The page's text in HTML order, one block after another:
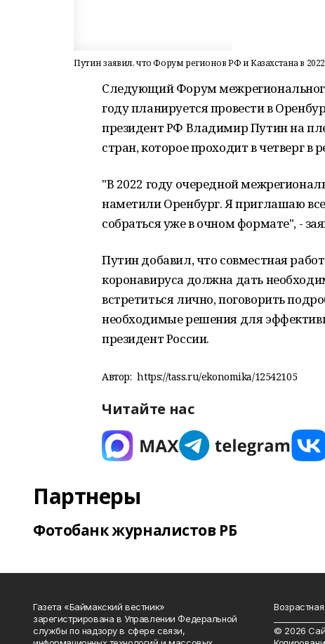
Путин заявил, что Форум регионов РФ и Казахстана в
Следующий Форум
году планируется провести в
президент РФ Владимир Путин на
стран, которое проходит в четверг в
"В 2022 году очередной
наметили Оренбург. Я приглашаю
собраться уже в очном формате", -
Путин добавил, что совместная
коронавируса должна дать
встретиться лично, поговорить
необходимые решения для
президент России.
Автор: https://tass.ru/ekonomika/12542105
Читайте нас
Партнеры
Фотобанк журналистов РБ
Газета «Баймакский вестник»
зарегистрирована в Управлении Федеральной
службы по надзору в сфере связи,
© 2026